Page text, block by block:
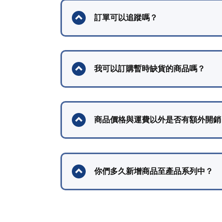
訂單可以追蹤嗎？
我可以訂購暫時缺貨的商品嗎？
商品價格與運費以外是否有額外開
你們多久新增商品至產品系列中？